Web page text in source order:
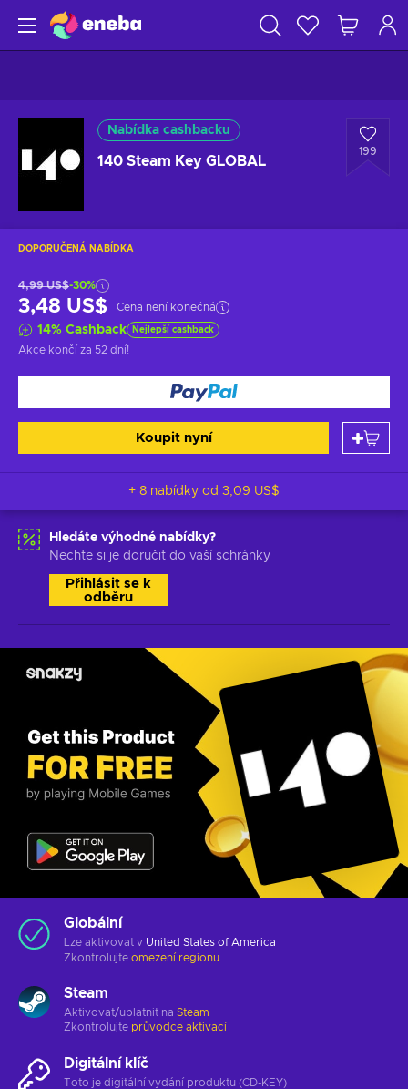
Nabídka cashbacku
140 Steam Key GLOBAL
199
DOPORUČENÁ NABÍDKA
4,99 US$-30%
3,48 US$ Cena není konečná
14% Cashback Nejlepší cashback
Akce končí za 52 dní!
Koupit nyní
+ 8 nabídky od 3,09 US$
Hledáte výhodné nabídky?
Nechte si je doručit do vaší schránky
Přihlásit se k
odběru
Globální
Lze aktivovat v United States of America
Zkontrolujte omezení regionu
Steam
Aktivovat/uplatnit na Steam
Zkontrolujte průvodce aktivací
Digitální klíč
Toto je digitální vydání produktu (CD-KEY)